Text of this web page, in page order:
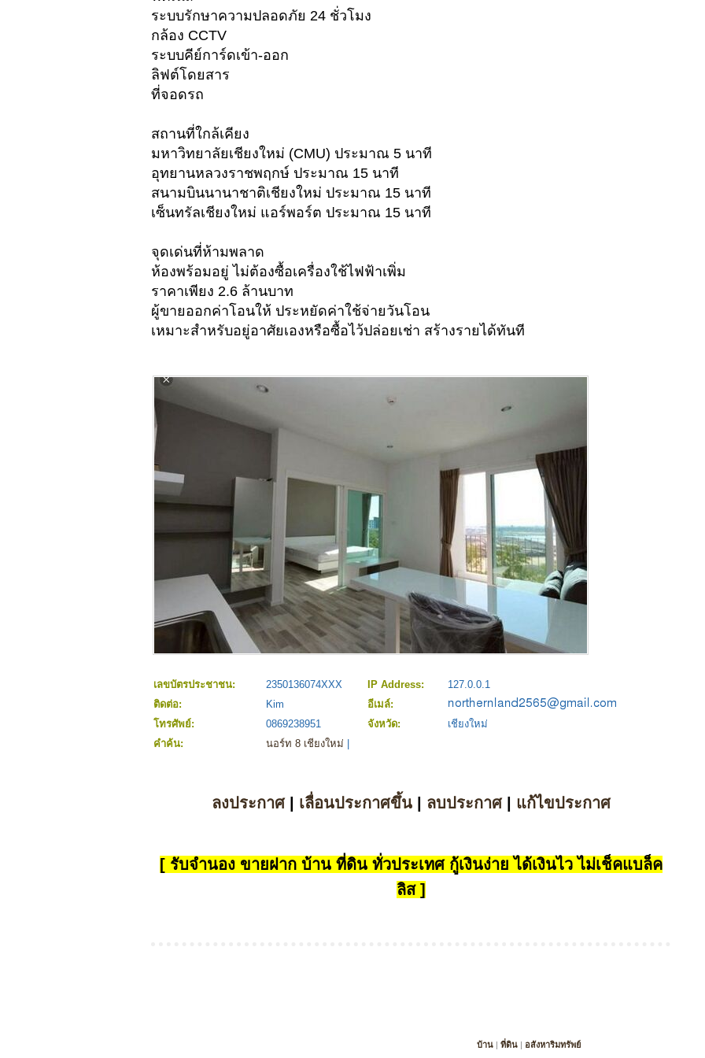
ระบบรักษาความปลอดภัย 24 ชั่วโมง
กล้อง CCTV
ระบบคีย์การ์ดเข้า-ออก
ลิฟต์โดยสาร
ที่จอดรถ
สถานที่ใกล้เคียง
มหาวิทยาลัยเชียงใหม่ (CMU) ประมาณ 5 นาที
อุทยานหลวงราชพฤกษ์ ประมาณ 15 นาที
สนามบินนานาชาติเชียงใหม่ ประมาณ 15 นาที
เซ็นทรัลเชียงใหม่ แอร์พอร์ต ประมาณ 15 นาที
จุดเด่นที่ห้ามพลาด
ห้องพร้อมอยู่ ไม่ต้องซื้อเครื่องใช้ไฟฟ้าเพิ่ม
ราคาเพียง 2.6 ล้านบาท
ผู้ขายออกค่าโอนให้ ประหยัดค่าใช้จ่ายวันโอน
เหมาะสำหรับอยู่อาศัยเองหรือซื้อไว้ปล่อยเช่า สร้างรายได้ทันที
เลขบัตรประชาชน: 2350136074XXX IP Address:
127.0.0.1
ติดต่อ:
Kim
อีเมล์:
โทรศัพย์:
0869238951 จังหวัด:
เชียงใหม่
คำค้น:
นอร์ท 8 เชียงใหม่
ลงประกาศ| เลื่อนประกาศขึ้น| ลบประกาศ| แก้ไขประกาศ
[ รับจำนอง ขายฝาก บ้าน ที่ดิน ทั่วประเทศ กู้เงินง่าย ได้เงินไว ไม่เช็คแบล็ค
ลิส ]
บ้าน | ที่ดิน | อสังหาริมทรัพย์